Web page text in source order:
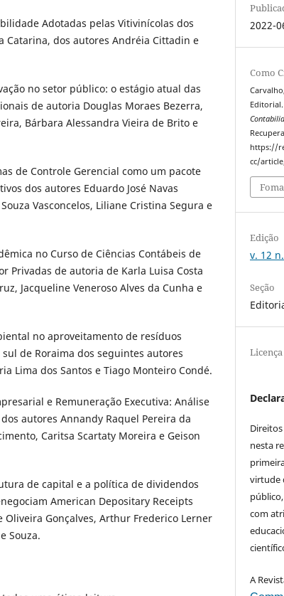
Adotadas pelas Vitivinícolas dos
Catarina, dos autores Andréia Cittadin e
no setor público: o estágio atual das
de autoria Douglas Moraes Bezerra,
Bárbara Alessandra Vieira de Brito e
de Controle Gerencial como um pacote
dos autores Eduardo José Navas
Vasconcelos, Liliane Cristina Segura e
no Curso de Ciências Contábeis de
Privadas de autoria de Karla Luisa Costa
Jacqueline Veneroso Alves da Cunha e
no aproveitamento de resíduos
de Roraima dos seguintes autores
Lima dos Santos e Tiago Monteiro Condé.
e Remuneração Executiva: Análise
autores Annandy Raquel Pereira da
Caritsa Scartaty Moreira e Geison
de capital e a política de dividendos
American Depositary Receipts
Oliveira Gonçalves, Arthur Frederico Lerner
Souza.
2022-
Como
https://
cc/
Edição
v. 12
Seção
Licença
nesta
virtude
com
A